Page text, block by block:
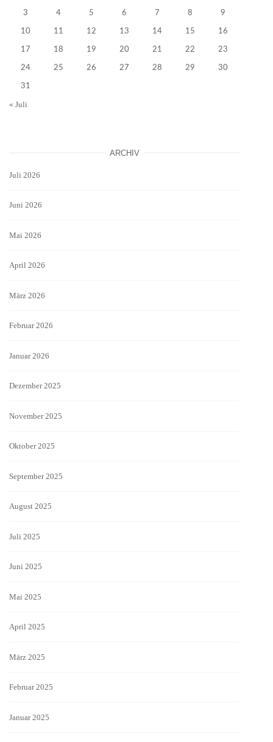
3 4 5 6 7 8 9
10 11 12 13 14 15 16
17 18 19 20 21 22 23
24 25 26 27 28 29 30
31
« Juli
ARCHIV
Juli 2026
Juni 2026
Mai 2026
April 2026
März 2026
Februar 2026
Januar 2026
Dezember 2025
November 2025
Oktober 2025
September 2025
August 2025
Juli 2025
Juni 2025
Mai 2025
April 2025
März 2025
Februar 2025
Januar 2025